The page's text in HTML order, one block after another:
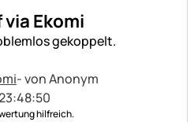
Ekomi
gekoppelt.
- von Anonym
hilfreich.